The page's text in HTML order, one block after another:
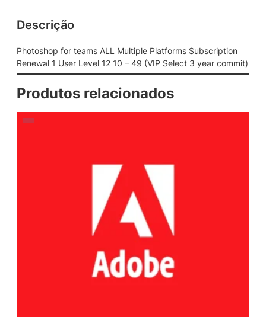
Descrição
Photoshop for teams ALL Multiple Platforms Subscription
Renewal 1 User Level 12 10 – 49 (VIP Select 3 year commit)
Produtos relacionados